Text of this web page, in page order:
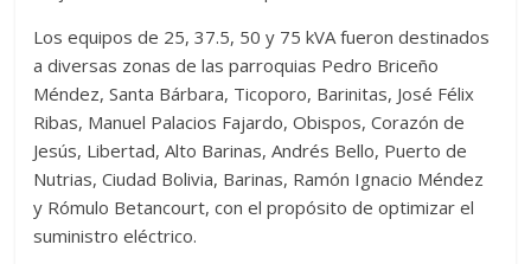
Los equipos de 25, 37.5, 50 y 75 kVA fueron destinados
a diversas zonas de las parroquias Pedro Briceño
Méndez, Santa Bárbara, Ticoporo, Barinitas, José Félix
Ribas, Manuel Palacios Fajardo, Obispos, Corazón de
Jesús, Libertad, Alto Barinas, Andrés Bello, Puerto de
Nutrias, Ciudad Bolivia, Barinas, Ramón Ignacio Méndez
y Rómulo Betancourt, con el propósito de optimizar el
suministro eléctrico.